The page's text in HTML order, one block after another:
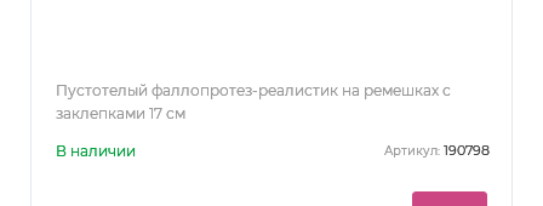
Пустотелый фаллопротез-реалистик на ремешках с
заклепками 17 см
В наличии Артикул: 190798